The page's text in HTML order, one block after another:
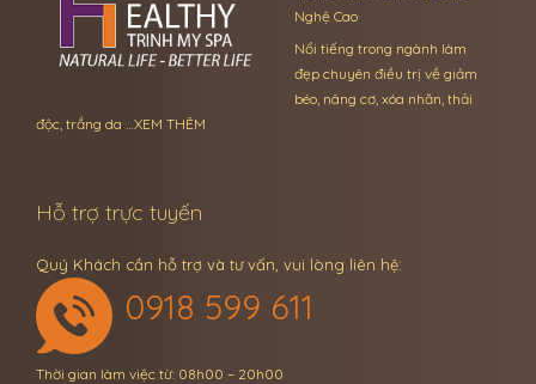
Nghệ Cao
Nổi tiếng trong ngành làm
đẹp chuyên điều trị về giảm
béo, nâng cơ, xóa nhăn, thải
độc, trắng da …XEM THÊM
Hỗ trợ trực tuyến
Quý Khách cần hỗ trợ và tư vấn, vui lòng liên hệ:
0918 599 611
Thời gian làm việc từ: 08h00 – 20h00